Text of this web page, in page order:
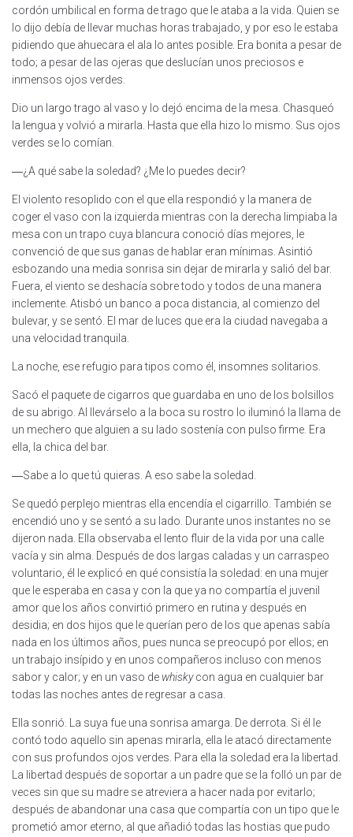
cordón umbilical en forma de trago que le ataba a la vida. Quien se
lo dijo debía de llevar muchas horas trabajado, y por eso le estaba
pidiendo que ahuecara el ala lo antes posible. Era bonita a pesar de
todo; a pesar de las ojeras que deslucían unos preciosos e
inmensos ojos verdes.
Dio un largo trago al vaso y lo dejó encima de la mesa. Chasqueó
la lengua y volvió a mirarla. Hasta que ella hizo lo mismo. Sus ojos
verdes se lo comían.
―¿A qué sabe la soledad? ¿Me lo puedes decir?
El violento resoplido con el que ella respondió y la manera de
coger el vaso con la izquierda mientras con la derecha limpiaba la
mesa con un trapo cuya blancura conoció días mejores, le
convenció de que sus ganas de hablar eran mínimas. Asintió
esbozando una media sonrisa sin dejar de mirarla y salió del bar.
Fuera, el viento se deshacía sobre todo y todos de una manera
inclemente. Atisbó un banco a poca distancia, al comienzo del
bulevar, y se sentó. El mar de luces que era la ciudad navegaba a
una velocidad tranquila.
La noche, ese refugio para tipos como él, insomnes solitarios.
Sacó el paquete de cigarros que guardaba en uno de los bolsillos
de su abrigo. Al llevárselo a la boca su rostro lo iluminó la llama de
un mechero que alguien a su lado sostenía con pulso firme. Era
ella, la chica del bar.
―Sabe a lo que tú quieras. A eso sabe la soledad.
Se quedó perplejo mientras ella encendía el cigarrillo. También se
encendió uno y se sentó a su lado. Durante unos instantes no se
dijeron nada. Ella observaba el lento fluir de la vida por una calle
vacía y sin alma. Después de dos largas caladas y un carraspeo
voluntario, él le explicó en qué consistía la soledad: en una mujer
que le esperaba en casa y con la que ya no compartía el juvenil
amor que los años convirtió primero en rutina y después en
desidia; en dos hijos que le querían pero de los que apenas sabía
nada en los últimos años, pues nunca se preocupó por ellos; en
un trabajo insípido y en unos compañeros incluso con menos
sabor y calor; y en un vaso de whiskycon agua en cualquier bar
todas las noches antes de regresar a casa.
Ella sonrió. La suya fue una sonrisa amarga. De derrota. Si él le
contó todo aquello sin apenas mirarla, ella le atacó directamente
con sus profundos ojos verdes. Para ella la soledad era la libertad.
La libertad después de soportar a un padre que se la folló un par de
veces sin que su madre se atreviera a hacer nada por evitarlo;
después de abandonar una casa que compartía con un tipo que le
prometió amor eterno, al que añadió todas las hostias que pudo